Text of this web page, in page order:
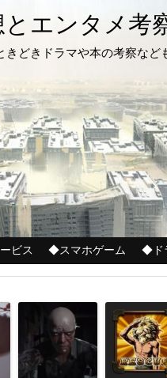
エンタメ考
どきドラマや本の考察など
ビス ◆スマホゲーム ◆ド